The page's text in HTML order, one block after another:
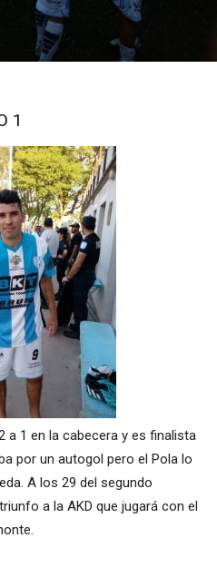
1
a 1 en la cabecera y es finalista
por un autogol pero el Pola lo
A los 29 del segundo
a la AKD que jugará con el